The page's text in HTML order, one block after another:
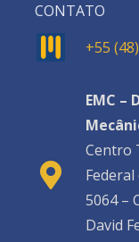
CONTATO
+55
EMC –
Centro
5064 –
David